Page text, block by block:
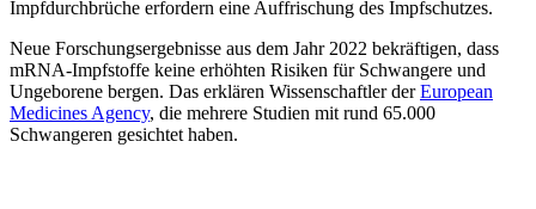
Impfdurchbrüche erfordern eine Auffrischung des Impfschutzes.
Neue Forschungsergebnisse aus dem Jahr 2022 bekräftigen, dass
mRNA-Impfstoffe keine erhöhten Risiken für Schwangere und
Ungeborene bergen. Das erklären Wissenschaftler derEuropean
Medicines Agency, die mehrere Studien mit rund 65.000
Schwangeren gesichtet haben.